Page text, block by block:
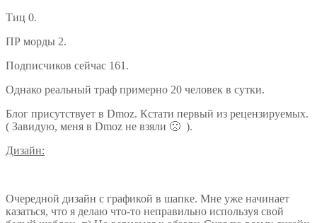
Тиц 0.
ПР морды 2.
Подписчиков сейчас 161.
Однако реальный траф примерно 20 человек в сутки.
Блог присутствует в Dmoz. Кстати первый из рецензируемых.
( Завидую, меня в Dmoz не взяли 🙁 ).
Дизайн:
Очередной дизайн с графикой в шапке. Мне уже начинает
казаться, что я делаю что-то неправильно используя свой